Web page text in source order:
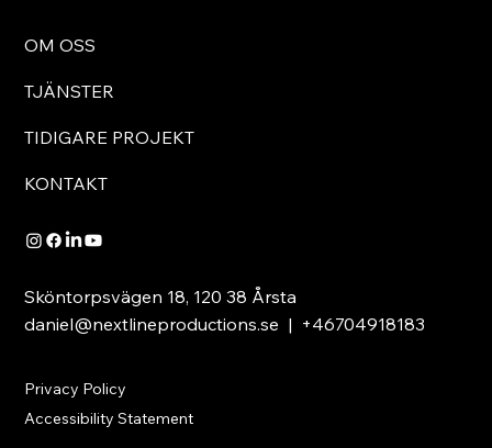
OM OSS
TJÄNSTER
TIDIGARE PROJEKT
KONTAKT
Sköntorpsvägen 18, 120 38 Årsta
daniel@nextlineproductions.se | +46704918183
Privacy Policy
Accessibility Statement